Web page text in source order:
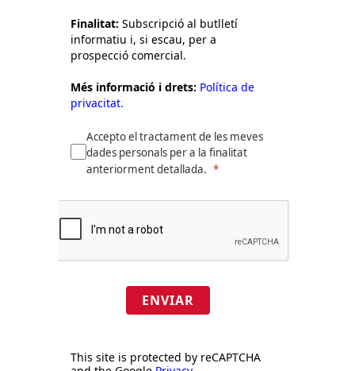
Finalitat: Subscripció al butlletí
informatiu i, si escau, per a
prospecció comercial.
Més informació i drets: Política de
privacitat.
Accepto el tractament de les meves
dades personals per a la finalitat
anteriorment detallada.
ENVIAR
This site is protected by reCAPTCHA